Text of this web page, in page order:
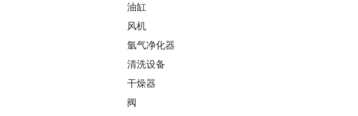
油缸
风机
氩气净化器
清洗设备
干燥器
阀